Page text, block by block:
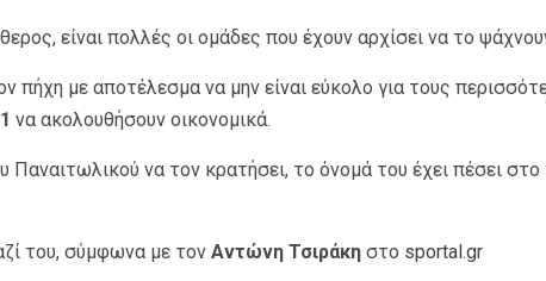
είναι πολλές οι ομάδες που έχουν αρχίσει να το
πήχη με αποτέλεσμα να μην είναι εύκολο για τους
να ακολουθήσουν οικονομικά.
να τον κρατήσει, το όνομά του έχει πέσει στο
του, σύμφωνα με τον Αντώνη Τσιράκηστο sportal.gr